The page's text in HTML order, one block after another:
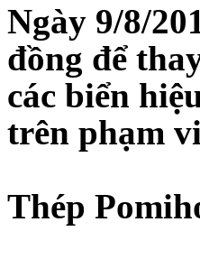
Ngày 9/8/
đồng để
các biển
trên phạm
Thép